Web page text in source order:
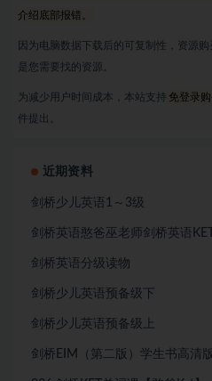
介绍底部报错。
因为电脑数据下载后的可复制性，资源
是您需要找的资源。
为减少用户时间成本，本站支持 免登录
件提出。
近期资料
剑桥少儿英语1～3级
剑桥英语憨爸巫老师剑桥英语
剑桥英语分级读物
剑桥少儿英语预备级下
剑桥少儿英语预备级上
剑桥EIM（第二版）学生书高清版